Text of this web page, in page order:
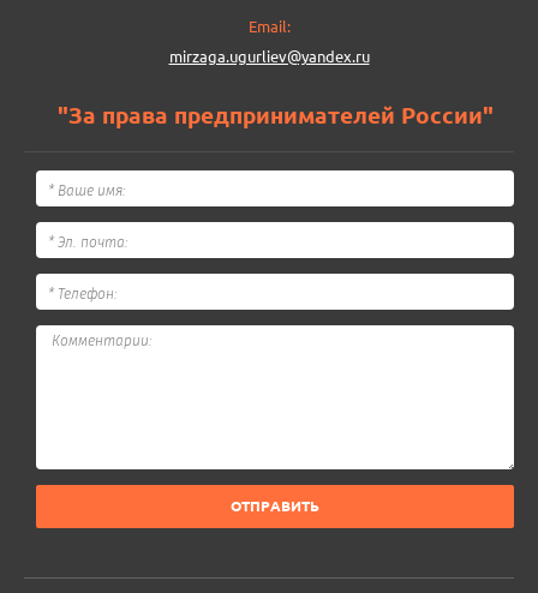
Email:
mirzaga.ugurliev@yandex.ru
"За права предпринимателей России"
ОТПРАВИТЬ